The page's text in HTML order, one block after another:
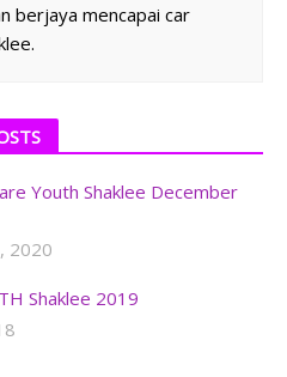
berjaya mencapai car
Youth Shaklee December
2020
Shaklee 2019